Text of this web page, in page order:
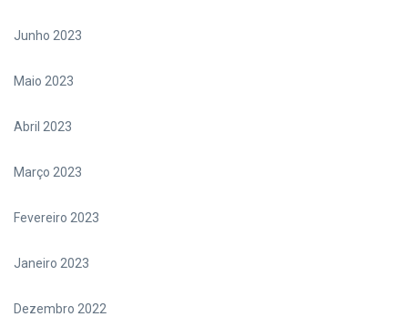
Junho 2023
Maio 2023
Abril 2023
Março 2023
Fevereiro 2023
Janeiro 2023
Dezembro 2022